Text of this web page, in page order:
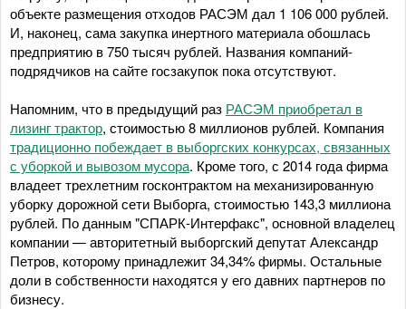
объекте размещения отходов РАСЭМ дал 1 106 000 рублей.
И, наконец, сама закупка инертного материала обошлась
предприятию в 750 тысяч рублей. Названия компаний-
подрядчиков на сайте госзакупок пока отсутствуют.
Напомним, что в предыдущий раз РАСЭМ приобретал в
лизинг трактор, стоимостью 8 миллионов рублей. Компания
традиционно побеждает в выборгских конкурсах, связанных
с уборкой и вывозом мусора. Кроме того, с 2014 года фирма
владеет трехлетним госконтрактом на механизированную
уборку дорожной сети Выборга, стоимостью 143,3 миллиона
рублей. По данным "СПАРК-Интерфакс", основной владелец
компании — авторитетный выборгский депутат Александр
Петров, которому принадлежит 34,34% фирмы. Остальные
доли в собственности находятся у его давних партнеров по
бизнесу.